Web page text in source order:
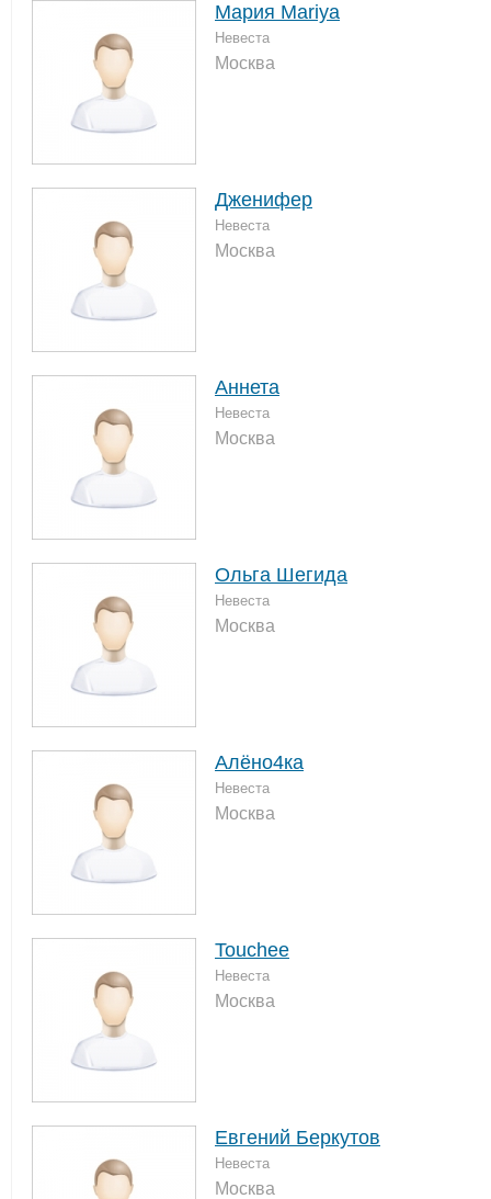
Мария Mariya
Невеста
Москва
Дженифер
Невеста
Москва
Аннета
Невеста
Москва
Ольга Шегида
Невеста
Москва
Алёно4ка
Невеста
Москва
Touchee
Невеста
Москва
Евгений Беркутов
Невеста
Москва